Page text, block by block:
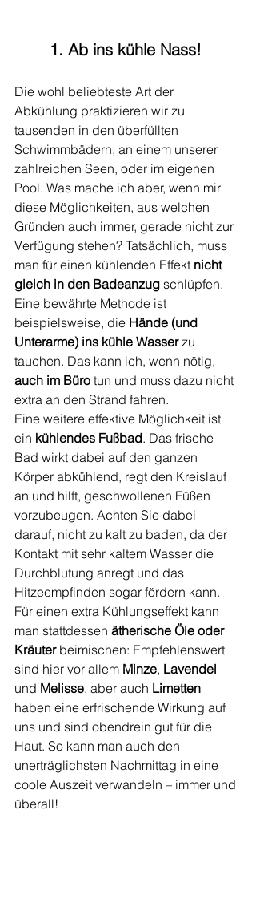
1. Ab ins kühle Nass!
Die wohl beliebteste Art der
Abkühlung praktizieren wir zu
tausenden in den überfüllten
Schwimmbädern, an einem unserer
zahlreichen Seen, oder im eigenen
Pool. Was mache ich aber, wenn mir
diese Möglichkeiten, aus welchen
Gründen auch immer, gerade nicht zur
Verfügung stehen? Tatsächlich, muss
man für einen kühlenden Effekt nicht
gleich in den Badeanzug schlüpfen.
Eine bewährte Methode ist
beispielsweise, die Hände (und
Unterarme) ins kühle Wasser zu
tauchen. Das kann ich, wenn nötig,
auch im Büro tun und muss dazu nicht
extra an den Strand fahren.
Eine weitere effektive Möglichkeit ist
ein kühlendes Fußbad. Das frische
Bad wirkt dabei auf den ganzen
Körper abkühlend, regt den Kreislauf
an und hilft, geschwollenen Füßen
vorzubeugen. Achten Sie dabei
darauf, nicht zu kalt zu baden, da der
Kontakt mit sehr kaltem Wasser die
Durchblutung anregt und das
Hitzeempfinden sogar fördern kann.
Für einen extra Kühlungseffekt kann
man stattdessen ätherische Öle oder
Kräuter beimischen: Empfehlenswert
sind hier vor allem Minze, Lavendel
und Melisse, aber auch Limetten
haben eine erfrischende Wirkung auf
uns und sind obendrein gut für die
Haut. So kann man auch den
unerträglichsten Nachmittag in eine
coole Auszeit verwandeln – immer und
überall!